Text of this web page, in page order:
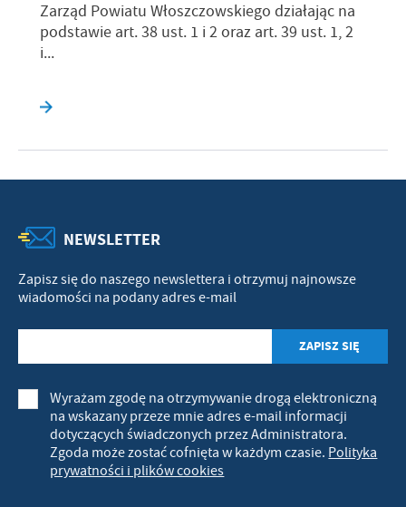
Zarząd Powiatu Włoszczowskiego działając na
podstawie art. 38 ust. 1 i 2 oraz art. 39 ust. 1, 2
i...
NEWSLETTER
Zapisz się do naszego newslettera i otrzymuj najnowsze
wiadomości na podany adres e-mail
Wyrażam zgodę na otrzymywanie drogą elektroniczną
na wskazany przeze mnie adres e-mail informacji
dotyczących świadczonych przez Administratora.
Zgoda może zostać cofnięta w każdym czasie. Polityka
prywatności i plików cookies